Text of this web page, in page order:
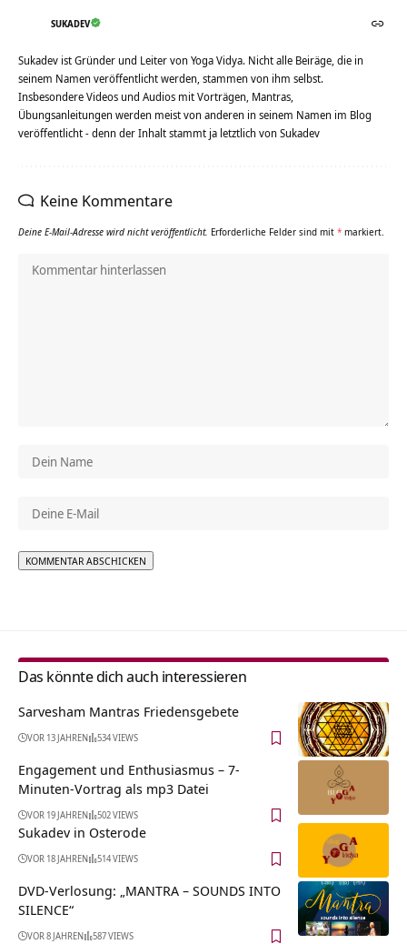
SUKADEV
Sukadev ist Gründer und Leiter von Yoga Vidya. Nicht alle Beiräge, die in
seinem Namen veröffentlicht werden, stammen von ihm selbst.
Insbesondere Videos und Audios mit Vorträgen, Mantras,
Übungsanleitungen werden meist von anderen in seinem Namen im Blog
veröffentlicht - denn der Inhalt stammt ja letztlich von Sukadev
Keine Kommentare
Deine E-Mail-Adresse wird nicht veröffentlicht. Erforderliche Felder sind mit * markiert.
Das könnte dich auch interessieren
Sarvesham Mantras Friedensgebete
VOR 13 JAHREN 534 VIEWS
Engagement und Enthusiasmus – 7-
Minuten-Vortrag als mp3 Datei
VOR 19 JAHREN 502 VIEWS
Sukadev in Osterode
VOR 18 JAHREN 514 VIEWS
DVD-Verlosung: „MANTRA – SOUNDS INTO
SILENCE“
VOR 8 JAHREN 587 VIEWS